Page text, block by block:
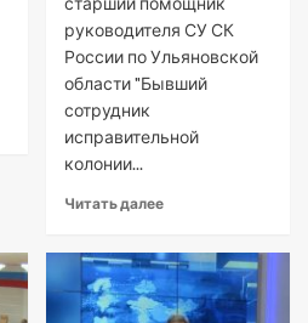
руководителя СУ СК
России по Ульяновской
области "Бывший
сотрудник
исправительной
колонии...
Читать далее